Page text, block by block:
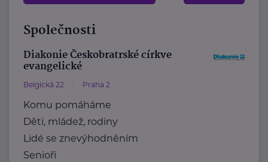
Společnosti
Diakonie Českobratrské církve
evangelické
Belgická 22 Praha 2
Komu pomáháme
Děti, mládež, rodiny
Lidé se znevýhodněním
Senioři